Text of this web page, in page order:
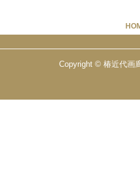
Copyright © 椿近代画